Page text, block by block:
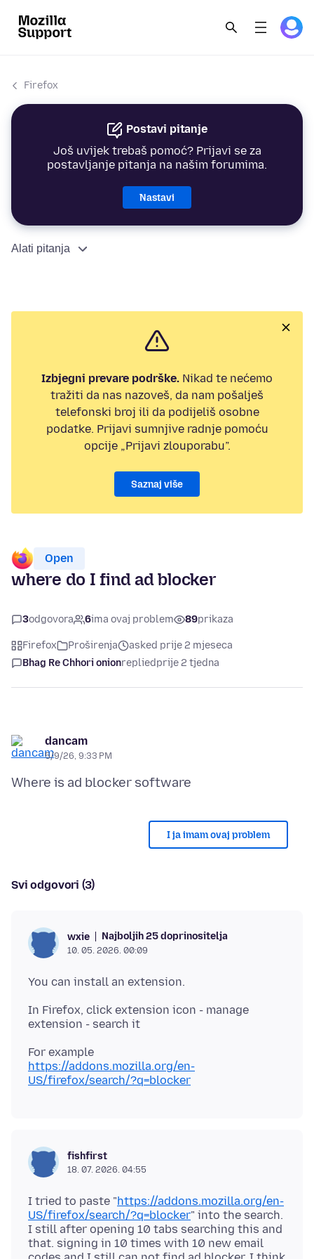
Firefox
Postavi pitanje
Još uvijek trebaš pomoć? Prijavi se za
postavljanje pitanja na našim forumima.
Nastavi
Alati pitanja
Izbjegni prevare podrške. Nikad te nećemo
tražiti da nas nazoveš, da nam pošalješ
telefonski broj ili da podijeliš osobne
podatke. Prijavi sumnjive radnje pomoću
opcije „Prijavi zlouporabu”.
Saznaj više
Open
where do I find ad blocker
3odgovora 6ima ovaj problem 89prikaza
Firefox Proširenja
asked prije 2 mjeseca
Bhag Re Chhori onionrepliedprije 2 tjedna
dancam
5/9/26, 9:33 PM
I ja imam ovaj problem
Svi odgovori (3)
wxie Najboljih 25 doprinositelja
10. 05. 2026. 00:09
In Firefox, click extension icon - manage
https://addons.mozilla.org/en-
US/firefox/search/?q=blocker
fishfirst
18. 07. 2026. 04:55
I tried to paste "https://addons.mozilla.org/en-
US/firefox/search/?q=blocker" into the search.
I still after opening 10 tabs searching this and
that. signing in 10 times with 10 new email